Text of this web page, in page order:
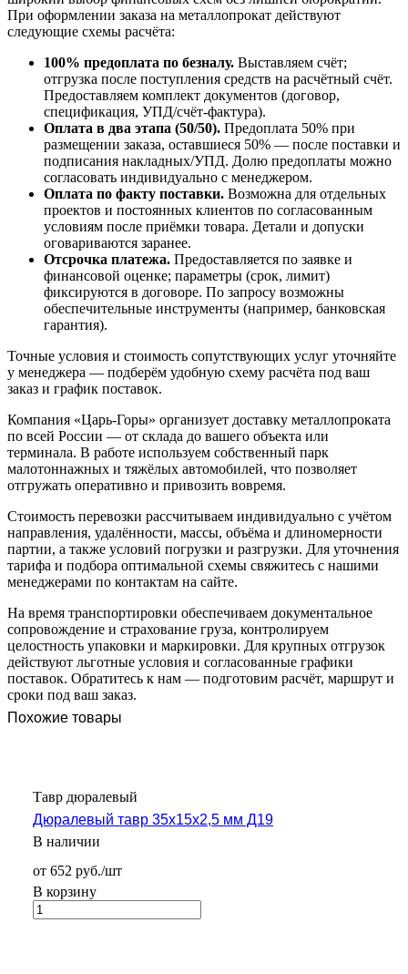
При оформлении заказа на металлопрокат действуют
следующие схемы расчёта:
100% предоплата по безналу. Выставляем счёт;
отгрузка после поступления средств на расчётный счёт.
Предоставляем комплект документов (договор,
спецификация, УПД/счёт-фактура).
Оплата в два этапа (50/50). Предоплата 50% при
размещении заказа, оставшиеся 50% — после поставки и
подписания накладных/УПД. Долю предоплаты можно
согласовать индивидуально с менеджером.
Оплата по факту поставки. Возможна для отдельных
проектов и постоянных клиентов по согласованным
условиям после приёмки товара. Детали и допуски
оговариваются заранее.
Отсрочка платежа. Предоставляется по заявке и
финансовой оценке; параметры (срок, лимит)
фиксируются в договоре. По запросу возможны
обеспечительные инструменты (например, банковская
гарантия).
Точные условия и стоимость сопутствующих услуг уточняйте
у менеджера — подберём удобную схему расчёта под ваш
заказ и график поставок.
Компания «Царь-Горы» организует доставку металлопроката
по всей России — от склада до вашего объекта или
терминала. В работе используем собственный парк
малотоннажных и тяжёлых автомобилей, что позволяет
отгружать оперативно и привозить вовремя.
Стоимость перевозки рассчитываем индивидуально с учётом
направления, удалённости, массы, объёма и длиномерности
партии, а также условий погрузки и разгрузки. Для уточнения
тарифа и подбора оптимальной схемы свяжитесь с нашими
менеджерами по контактам на сайте.
На время транспортировки обеспечиваем документальное
сопровождение и страхование груза, контролируем
целостность упаковки и маркировки. Для крупных отгрузок
действуют льготные условия и согласованные графики
поставок. Обратитесь к нам — подготовим расчёт, маршрут и
сроки под ваш заказ.
Похожие товары
Тавр дюралевый
Дюралевый тавр 35х15х2,5 мм Д19
В наличии
от 652 руб./шт
В корзину